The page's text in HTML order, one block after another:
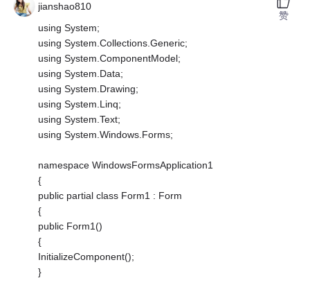
jianshao810
using System;
using System.Collections.Generic;
using System.ComponentModel;
using System.Data;
using System.Drawing;
using System.Linq;
using System.Text;
using System.Windows.Forms;
namespace WindowsFormsApplication1
{
public partial class Form1 : Form
{
public Form1()
{
InitializeComponent();
}
赞